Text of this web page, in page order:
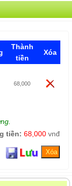
Thành
tiền
Xóa
68,000
tiền: 68,000vnđ